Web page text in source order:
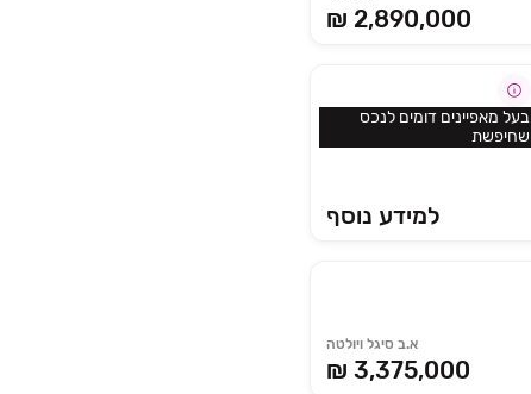
2,890,000 ₪
למידע נוסף
בעל מאפיינים דומים לנכס
שחיפשת
א.ב סיגל ויולטה
₪ 3,375,000